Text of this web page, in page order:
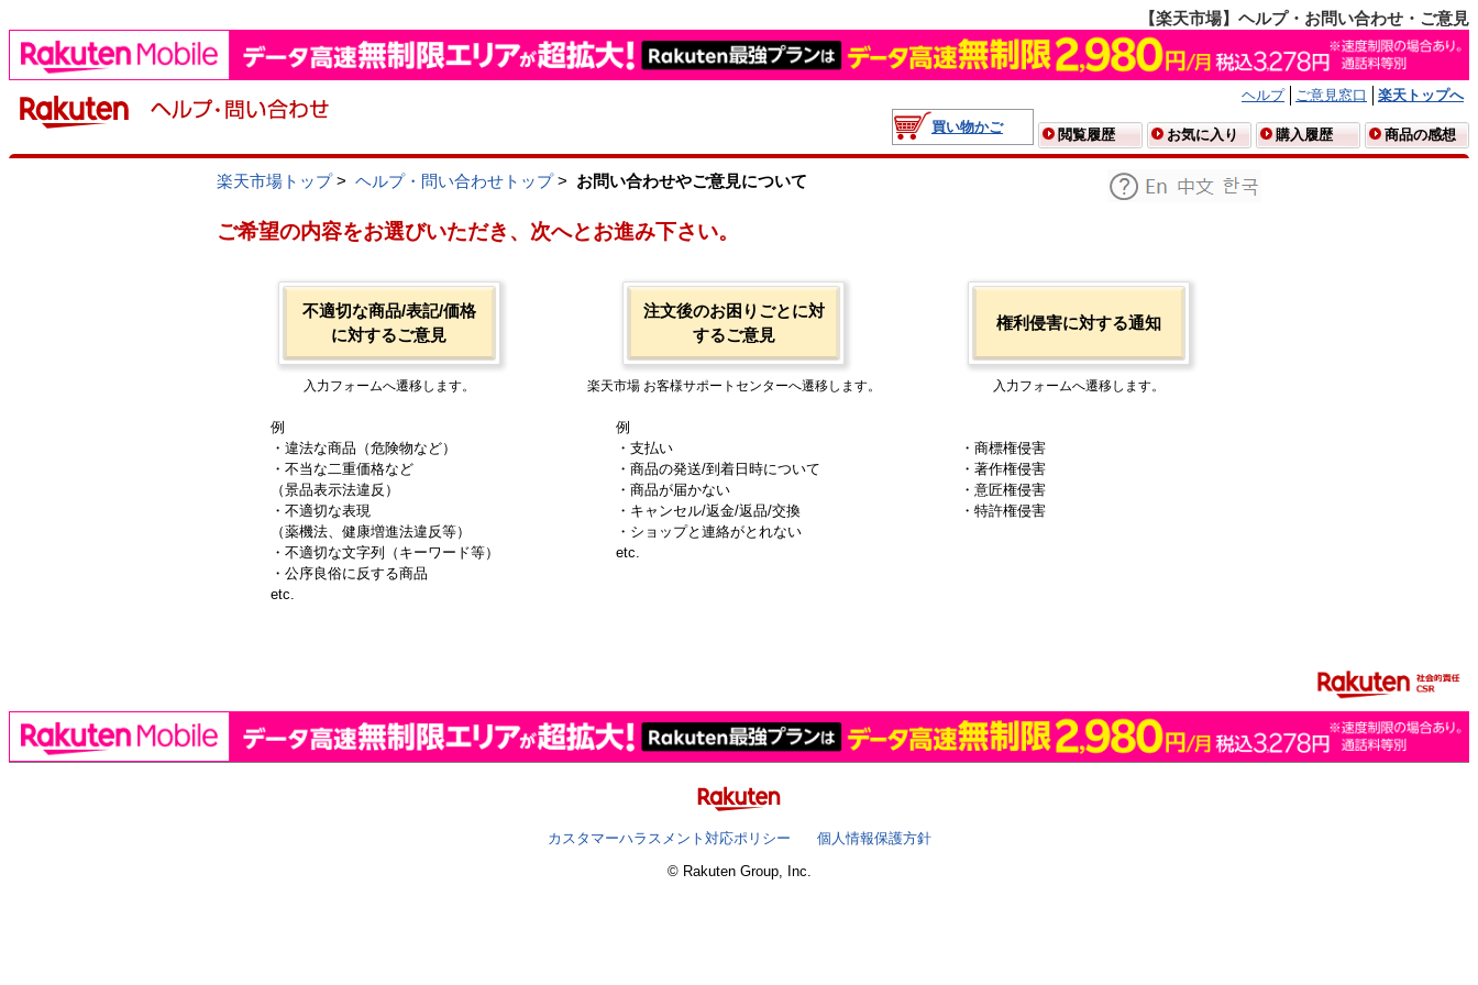
【楽天市場】ヘルプ・お問い合わせ・ご意見
ヘルプ ご意見窓口
楽天トップへ
買い物かご
閲覧履歴 お気に入り 購入履歴 商品の感想
楽天市場トップ> ヘルプ・問い合わせトップ> お問い合わせやご意見について
ご希望の内容をお選びいただき、次へとお進み下さい。
不適切な商品/表記/価格
に対するご意見
入力フォームへ遷移します。
例
・違法な商品（危険物など）
・不当な二重価格など
（景品表示法違反）
・不適切な表現
（薬機法、健康増進法違反等）
・不適切な文字列（キーワード等）
・公序良俗に反する商品
etc.
注文後のお困りごとに対
するご意見
楽天市場 お客様サポートセンターへ遷移します。
例
・支払い
・商品の発送/到着日時について
・商品が届かない
・キャンセル/返金/返品/交換
・ショップと連絡がとれない
etc.
権利侵害に対する通知
入力フォームへ遷移します。
・商標権侵害
・著作権侵害
・意匠権侵害
・特許権侵害
カスタマーハラスメント対応ポリシー
個人情報保護方針
© Rakuten Group, Inc.